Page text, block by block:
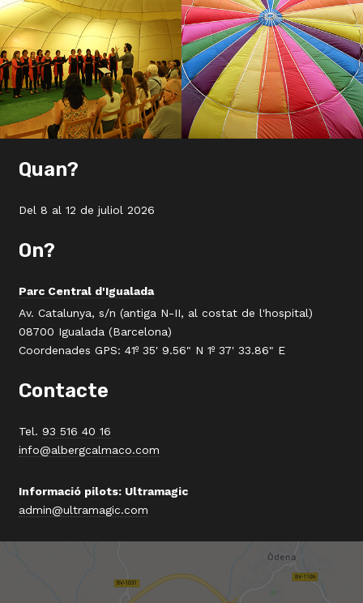
Quan?
Del 8 al 12 de juliol 2026
On?
Parc Central d'Igualada
Av. Catalunya, s/n (antiga N-II, al costat de l'hospital)
08700 Igualada (Barcelona)
Coordenades GPS: 41º 35' 9.56" N 1º 37' 33.86" E
Contacte
Tel. 93 516 40 16
info@albergcalmaco.com
Informació pilots: Ultramagic
admin@ultramagic.com